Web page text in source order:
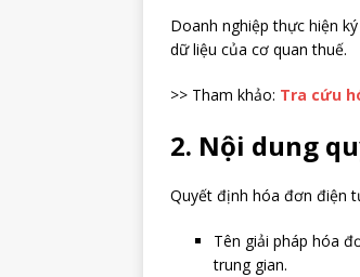
Doanh nghiệp thực hiện
dữ liệu của cơ quan thuế.
>> Tham khảo: Tra cứu
2. Nội dung
Quyết định hóa đơn điện
Tên giải pháp hóa
trung gian.